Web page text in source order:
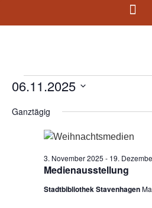
06.11.2025
wählen.
Ganztägig
Medienausstellung
3. November 2025 - 19.
Stadtbibliothek Stavenhagen